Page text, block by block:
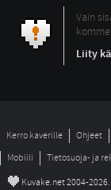
Vain
Liity
Kerro kaverille Ohjeet
Mobiili
Tietosuoja- ja
© Kuvake.net 2004-2026.